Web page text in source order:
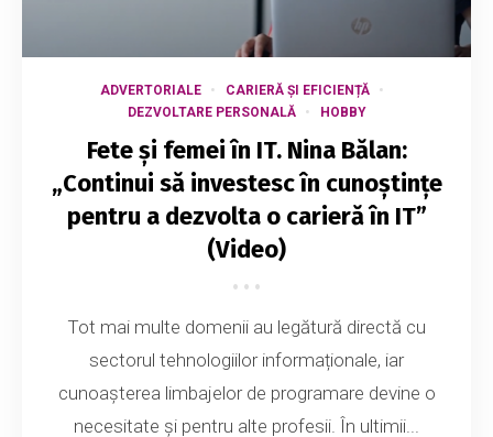
ADVERTORIALE
CARIERĂ ȘI EFICIENȚĂ
DEZVOLTARE PERSONALĂ
HOBBY
Fete și femei în IT. Nina Bălan:
„Continui să investesc în cunoștințe
pentru a dezvolta o carieră în IT”
(Video)
Tot mai multe domenii au legătură directă cu
sectorul tehnologiilor informaționale, iar
cunoașterea limbajelor de programare devine o
necesitate și pentru alte profesii. În ultimii...